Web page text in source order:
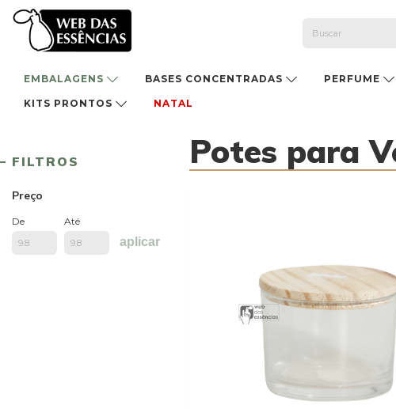
EMBALAGENS BASES CONCENTRADAS PERFUME
KITS PRONTOS NATAL
FILTROS
Preço
De Até
aplicar
Potes para